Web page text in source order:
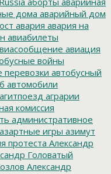
дома аварийный дом
авария авария на
авиабилеты
авиация
войны
перевозки автобусный
автомобили
агитпоезд аграрии
комиссия
административное
азартные игры азимут
протеста Александр
Головатый
Александр